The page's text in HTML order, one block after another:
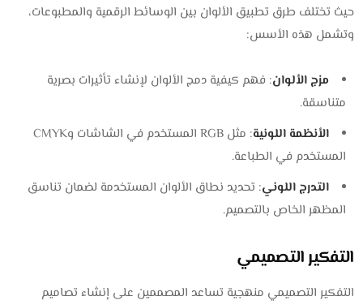
حيث تختلف طرق تطبيق الألوان بين الوسائط الرقمية والمطبوعات،
وتشمل هذه الأسس:
مزج الألوان: فهم كيفية دمج الألوان لإنشاء تأثيرات بصرية
متناسقة.
الأنظمة اللونية
: مثل RGB المستخدم في الشاشات وCMYK
المستخدم في الطباعة.
التدرج اللوني: تحديد نطاق الألوان المستخدمة لضمان تناسق
المظهر الخاص بالتصميم.
التفكير التصميمي
التفكير التصميمي منهجية تساعد المصممين على إنشاء تصاميم